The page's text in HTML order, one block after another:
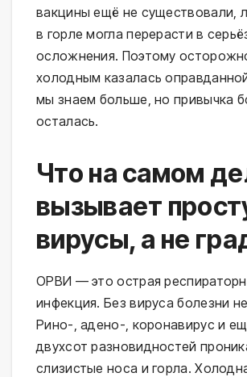
вакцины ещё не существовали,
в горле могла перерасти в
осложнения. Поэтому
холодным казалась
мы знаем больше, но привычка
осталась.
Что на самом
вызывает
вирусы, а не
ОРВИ — это острая
инфекция. Без вируса болезни
Рино-, адено-, коронавирус и
двухсот разновидностей
слизистые носа и горла.